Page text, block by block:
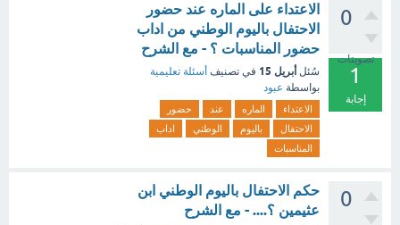
0
تصويتات
1
إجابة
الاعتداء على الماره عند حضور
الاحتفال باليوم الوطني من اداب
حضور المناسبات ؟ - مع الشرح
سُئل أبريل 15 في تصنيف أسئلة تعليمية
بواسطة عبود
الاعتداء الماره عند
حضور
الاحتفال
باليوم الوطني
اداب
المناسبات
0
حكم الاحتفال باليوم الوطني ابن
عثيمين ؟.... - مع الشرح